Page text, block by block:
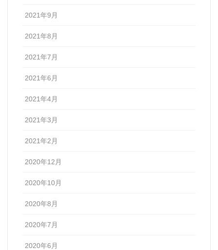
2021年9月
2021年8月
2021年7月
2021年6月
2021年4月
2021年3月
2021年2月
2020年12月
2020年10月
2020年8月
2020年7月
2020年6月